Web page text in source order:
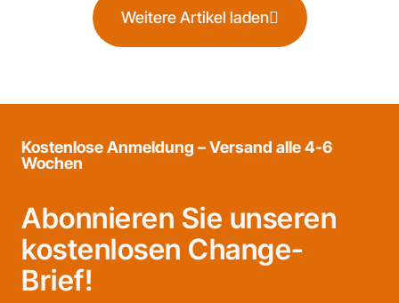
Weitere Artikel laden
Kostenlose Anmeldung – Versand alle 4-6
Wochen
Abonnieren Sie unseren
kostenlosen Change-
Brief!